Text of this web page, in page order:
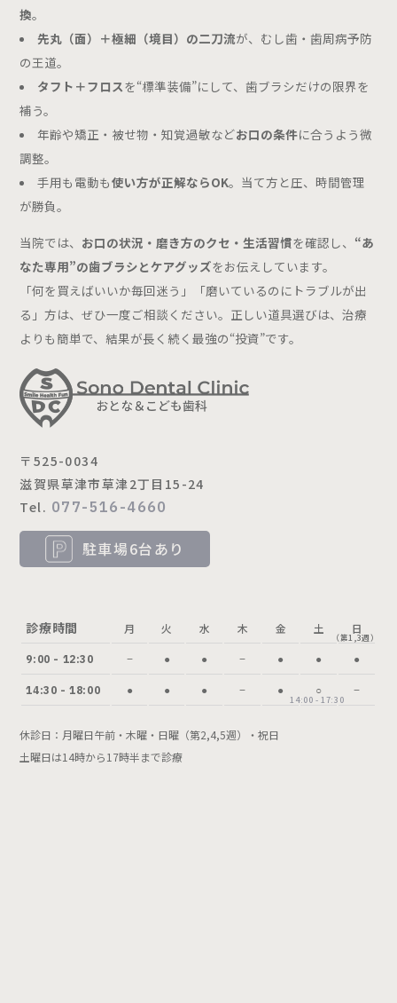
換。
先丸（面）＋極細（境目）の二刀流が、むし歯・歯周病予防
の王道。
タフト＋フロスを“標準装備”にして、歯ブラシだけの限界を
補う。
年齢や矯正・被せ物・知覚過敏などお口の条件に合うよう微
調整。
手用も電動も使い方が正解ならOK。当て方と圧、時間管理
が勝負。
当院では、 お口の状況・磨き方のクセ・生活習慣を確認し、 “あ
なた専用”の歯ブラシとケアグッズをお伝えしています。
「何を買えばいいか毎回迷う」「磨いているのにトラブルが出
る」方は、ぜひ一度ご相談ください。正しい道具選びは、治療
よりも簡単で、結果が長く続く最強の“投資”です。
〒525-0034
滋賀県草津市草津2丁目15-24
Tel. 077-516-4660
駐車場6台あり
診療時間 月 火 水 木 金 土 日
（第1,3週）
9:00 - 12:30 − ● ● − ● ● ●
14:30 - 18:00 ● ● ● − ● ○
14:00 - 17:30
−
休診日：月曜日午前・木曜・日曜（第2,4,5週）・祝日
土曜日は14時から17時半まで診療